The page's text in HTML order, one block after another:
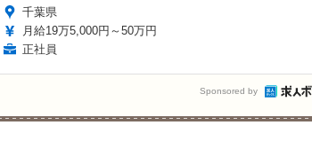
千葉県
月給19万5,000円～50万円
正社員
Sponsored by